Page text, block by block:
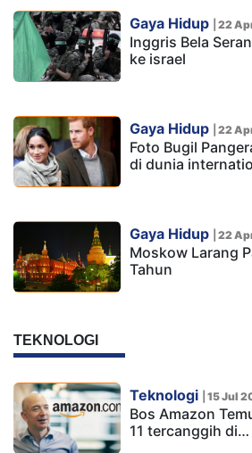
Gaya Hidup 22
Inggris Bela
ke israel
Gaya Hidup 22
Foto Bugil
di dunia
Gaya Hidup 22
Moskow Larang
Tahun
TEKNOLOGI
Teknologi 15 Jul
Bos Amazon
11 tercanggih di…